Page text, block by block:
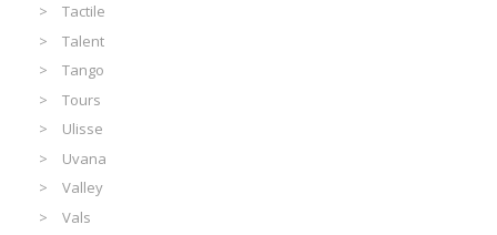
Tactile
Talent
Tango
Tours
Ulisse
Uvana
Valley
Vals